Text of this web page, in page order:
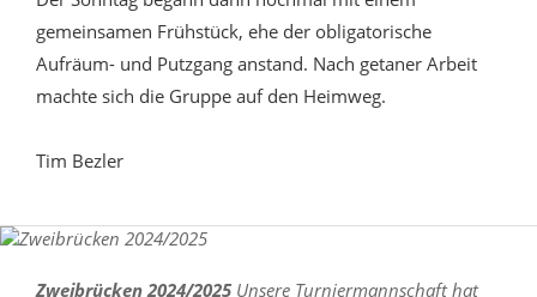
gemeinsamen Frühstück, ehe der obligatorische
Aufräum- und Putzgang anstand. Nach getaner Arbeit
machte sich die Gruppe auf den Heimweg.
Tim Bezler
Zweibrücken 2024/2025Unsere Turniermannschaft hat